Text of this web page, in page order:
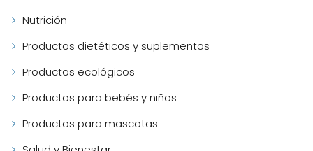
Nutrición
Productos dietéticos y suplementos
Productos ecológicos
Productos para bebés y niños
Productos para mascotas